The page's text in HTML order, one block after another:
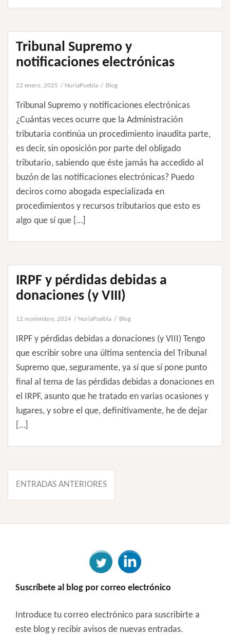
Tribunal Supremo y
notificaciones electrónicas
22 enero, 2025 NuriaPuebla Blog
Tribunal Supremo y notificaciones electrónicas
¿Cuántas veces ocurre que la Administración
tributaria continúa un procedimiento inaudita parte,
es decir, sin oposición por parte del obligado
tributario, sabiendo que éste jamás ha accedido al
buzón de las notificaciones electrónicas? Puedo
deciros como abogada especializada en
procedimientos y recursos tributarios que esto es
algo que sí que […]
IRPF y pérdidas debidas a
donaciones (y VIII)
12 noviembre, 2024 NuriaPuebla Blog
IRPF y pérdidas debidas a donaciones (y VIII) Tengo
que escribir sobre una última sentencia del Tribunal
Supremo que, seguramente, ya sí que sí pone punto
final al tema de las pérdidas debidas a donaciones en
el IRPF, asunto que he tratado en varias ocasiones y
lugares, y sobre el que, definitivamente, he de dejar
[…]
Navegación
ENTRADAS ANTERIORES
Suscríbete al blog por correo electrónico
Introduce tu correo electrónico para suscribirte a
este blog y recibir avisos de nuevas entradas.